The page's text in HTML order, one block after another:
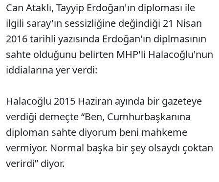
Can Ataklı, Tayyip Erdoğan'ın diploması ile
ilgili saray'ın sessizliğine değindiği 21 Nisan
2016 tarihli yazısında Erdoğan'ın diplmasının
sahte olduğunu belirten MHP'li Halacoğlu'nun
iddialarına yer verdi:
Halacoğlu 2015 Haziran ayında bir gazeteye
verdiği demeçte “Ben, Cumhurbaşkanına
diploman sahte diyorum beni mahkeme
vermiyor. Normal başka bir şey olsaydı çoktan
verirdi” diyor.